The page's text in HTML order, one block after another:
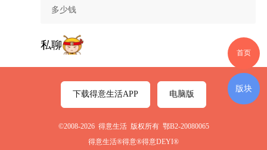
多少钱
私聊
首页
版块
下载得意生活APP 电脑版
©2008-2026 得意生活 版权所有 鄂B2-20080065
得意生活®得意®得意DEYI®